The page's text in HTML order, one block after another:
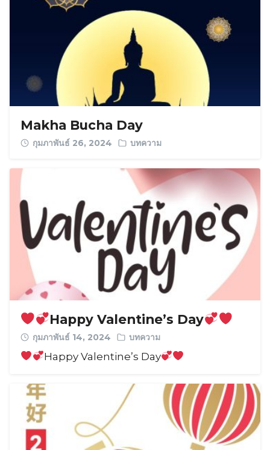
Makha Bucha Day
กุมภาพันธ์ 26, 2024 บทความ
Happy Valentine’s Day
กุมภาพันธ์ 14, 2024 บทความ
Happy Valentine’s Day